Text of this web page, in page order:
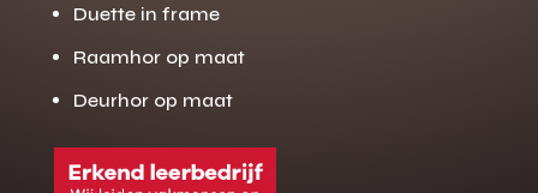
Duette in frame
Raamhor op maat
Deurhor op maat